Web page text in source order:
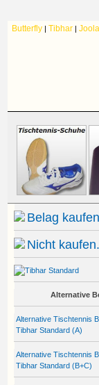
Butterfly| Tibhar| Joola
Belag kaufen
Nicht
Alternative
Alternative Tischtennis
Tibhar Standard (A)
Alternative Tischtennis
Tibhar Standard (B+C)